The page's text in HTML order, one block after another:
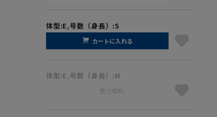
体型:E,号数（身長）:S
カートに入れる
体型:E,号数（身長）:M
売り切れ